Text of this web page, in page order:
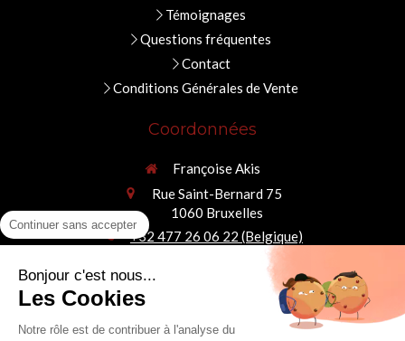
Témoignages
Questions fréquentes
Contact
Conditions Générales de Vente
Coordonnées
Françoise Akis
Rue Saint-Bernard 75
1060 Bruxelles
+32 477 26 06 22 (Belgique)
Nos cours de théâtre se déroulent à deux pas de la Place
Stéphanie et de Ma Campagne (Ixelles / Saint-Gilles).
Le théâtre ne consiste pas à jouer quelqu'un d'autre.
Continuer sans accepter
Bonjour c'est nous...
Les Cookies
Notre rôle est de contribuer à l'analyse du